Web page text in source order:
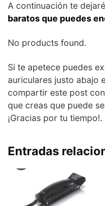
A continuación te dejaré
baratos que puedes
No products found.
Si te apetece puedes
auriculares justo abajo
compartir este post
que creas que puede
¡Gracias por tu tiempo!.
Entradas